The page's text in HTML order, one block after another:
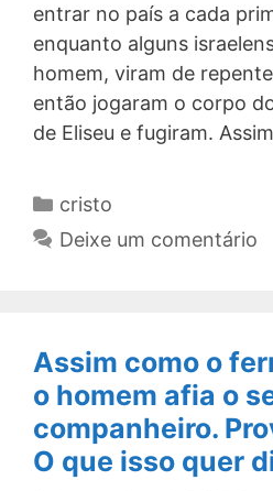
entrar no país a cada
enquanto alguns
homem, viram de
então jogaram o corpo
de Eliseu e fugiram.
Categorias
cristo
Deixe um comentário
Assim como o
o homem afia o
companheiro.
O que isso quer